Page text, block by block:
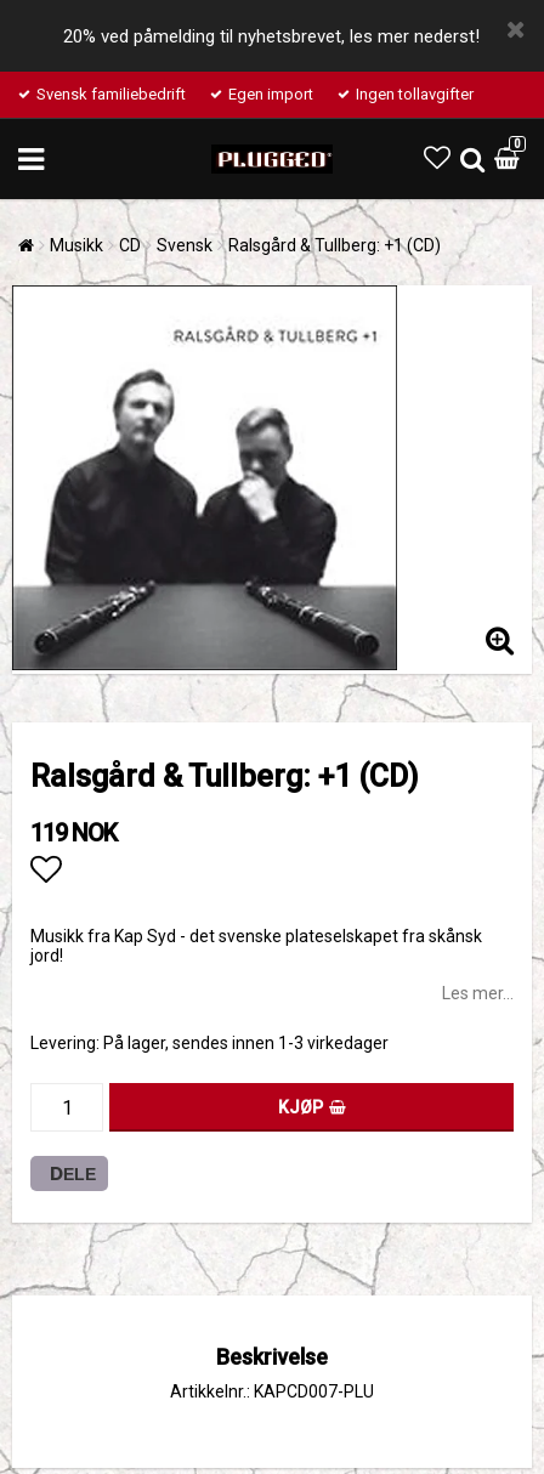
20% ved påmelding til nyhetsbrevet, les mer nederst!
Svensk familiebedrift Egen import Ingen tollavgifter
0
Musikk CD Svensk Ralsgård & Tullberg: +1 (CD)
Ralsgård & Tullberg: +1 (CD)
119 NOK
Musikk fra Kap Syd - det svenske plateselskapet fra skånsk
jord!
Les mer...
Levering: På lager, sendes innen 1-3 virkedager
KJØP
DELE
Beskrivelse
Artikkelnr.: KAPCD007-PLU